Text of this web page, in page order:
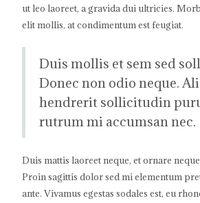
ut leo laoreet, a gravida dui ultricies.
elit mollis, at condimentum est feugiat.
Duis mollis et sem sed
Donec non odio neque.
hendrerit sollicitudin
rutrum mi accumsan nec.
Duis mattis laoreet neque, et ornare
Proin sagittis dolor sed mi elementum
ante. Vivamus egestas sodales est, eu